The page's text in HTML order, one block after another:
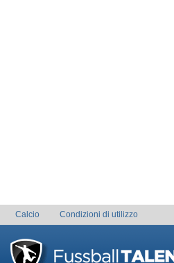
Calcio Condizioni di utilizzo